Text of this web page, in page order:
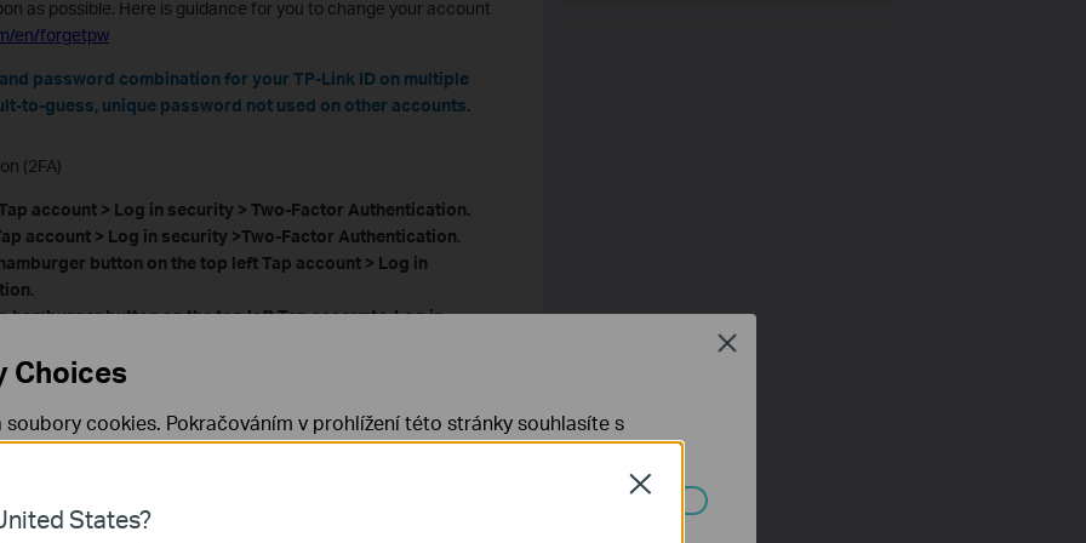
as possible. Here is guidance for you to change your account
en/forgetpw
password combination for your TP-Link ID on multiple
to-guess, unique password not used on other accounts.
(2FA)
account > Log in security > Two-Factor Authentication.
account > Log in security >Two-Factor Authentication.
button on the top left Tap account > Log in
.
hamburger button on the top left Tap account> Log in
hamburger button on the top left > Tap
2FA
your trusted devices list and remove any unknown entries
unauthorized devices.
States?
Close
Choices
soubory cookies. Pokračováním v prohlížení této stránky souhlasíte s
cookies.Již nezobrazovatZjistit více.
pro fungování webových stránek a nelze je ve vašich systémech
Close